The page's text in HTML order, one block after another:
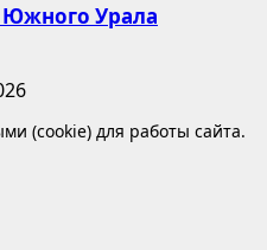
Урала
(cookie) для работы сайта.